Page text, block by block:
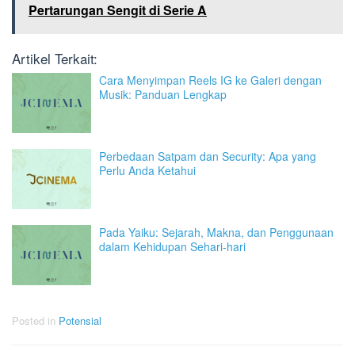
Pertarungan Sengit di Serie A
Artikel Terkait:
Cara Menyimpan Reels IG ke Galeri dengan
Musik: Panduan Lengkap
Perbedaan Satpam dan Security: Apa yang
Perlu Anda Ketahui
Pada Yaiku: Sejarah, Makna, dan Penggunaan
dalam Kehidupan Sehari-hari
Posted in Potensial